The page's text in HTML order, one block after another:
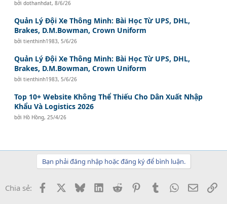
bởidothanhdat,8/6/26
Quản Lý Đội Xe Thông Minh: Bài Học Từ UPS, DHL,
Brakes, D.M.Bowman, Crown Uniform
bởitienthinh1983,5/6/26
Quản Lý Đội Xe Thông Minh: Bài Học Từ UPS, DHL,
Brakes, D.M.Bowman, Crown Uniform
bởitienthinh1983,5/6/26
Top 10+ Website Không Thể Thiếu Cho Dân Xuất Nhập
Khẩu Và Logistics 2026
bởi Hồ Hồng,25/4/26
Bạn phải đăng nhập hoặc đăng ký để bình luận.
Chia sẻ: Facebook BlueskyLinkedInReddit PinterestTumblrWhatsApp
Email